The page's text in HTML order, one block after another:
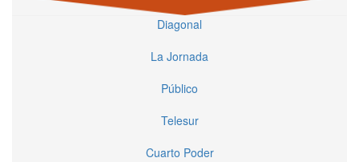
Diagonal
La Jornada
Público
Telesur
Cuarto Poder